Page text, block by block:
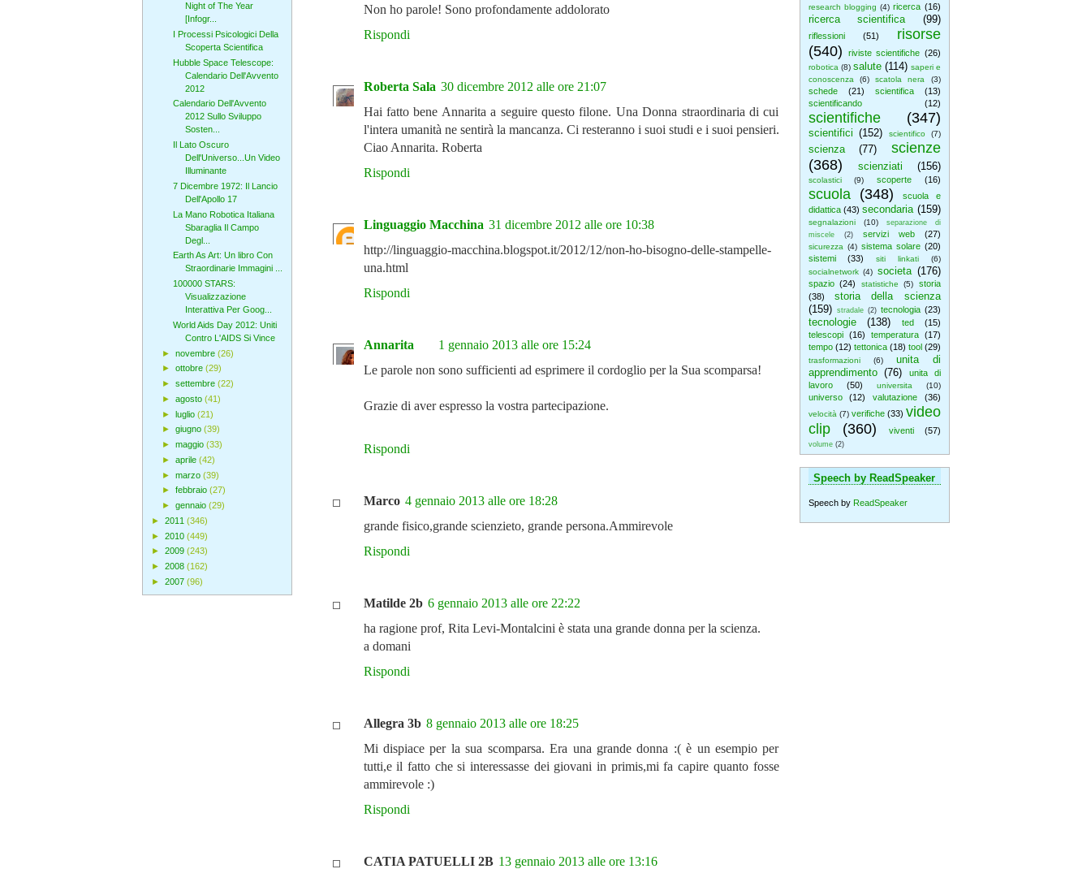
research blogging (4) ricerca (16)
ricerca scientifica (99)
riflessioni (51)
risorse
(540)
riviste scientifiche (26)
robotica (8) salute (114) saperi e
conoscenza
(6) scatola nera (3)
schede (21) scientifica
(13)
scientificando
(12)
scientifiche (347)
scientifici (152) scientifico (7)
scienza (77)
scienze
(368)
scienziati (156)
scolastici (9) scoperte (16)
scuola (348)
scuola e
didattica (43) secondaria (159)
segnalazioni (10)
separazione di
miscele
(2) servizi web (27)
sicurezza (4) sistema solare (20)
sistemi
(33) siti linkati
(6)
socialnetwork (4) societa (176)
spazio (24) statistiche (5)
storia
(38)
storia della scienza
(159)
stradale (2) tecnologia (23)
tecnologie (138) ted
(15)
telescopi
(16) temperatura
(17)
tempo (12) tettonica (18) tool (29)
trasformazioni (6)
unita di
apprendimento (76)
unita di
lavoro
(50) universita (10)
universo (12) valutazione (36)
velocità (7) verifiche (33) video
clip
(360) viventi (57)
volume (2)
Speech by ReadSpeaker
Speech by ReadSpeaker
Non ho parole! Sono profondamente addolorato
Rispondi
Roberta Sala 30 dicembre 2012 alle ore 21:07
Hai fatto bene Annarita a seguire questo filone. Una Donna straordinaria di cui
l'intera umanità ne sentirà la mancanza. Ci resteranno i suoi studi e i suoi pensieri.
Ciao Annarita. Roberta
Rispondi
Linguaggio Macchina 31 dicembre 2012 alle ore 10:38
http://linguaggio-macchina.blogspot.it/2012/12/non-ho-bisogno-delle-stampelle-
una.html
Rispondi
Annarita
1 gennaio 2013 alle ore 15:24
Le parole non sono sufficienti ad esprimere il cordoglio per la Sua scomparsa!
Grazie di aver espresso la vostra partecipazione.
Rispondi
Marco 4 gennaio 2013 alle ore 18:28
grande fisico,grande scienzieto, grande persona.Ammirevole
Rispondi
Matilde 2b 6 gennaio 2013 alle ore 22:22
ha ragione prof, Rita Levi-Montalcini è stata una grande donna per la scienza.
a domani
Rispondi
Allegra 3b 8 gennaio 2013 alle ore 18:25
Mi dispiace per la sua scomparsa. Era una grande donna :( è un esempio per
tutti,e il fatto che si interessasse dei giovani in primis,mi fa capire quanto fosse
ammirevole :)
Rispondi
CATIA PATUELLI 2B 13 gennaio 2013 alle ore 13:16
Night of The Year
[Infogr...
I Processi Psicologici Della
Scoperta Scientifica
Hubble Space Telescope:
Calendario Dell'Avvento
2012
Calendario Dell'Avvento
2012 Sullo Sviluppo
Sosten...
Il Lato Oscuro
Dell'Universo...Un Video
Illuminante
7 Dicembre 1972: Il Lancio
Dell'Apollo 17
La Mano Robotica Italiana
Sbaraglia Il Campo
Degl...
Earth As Art: Un libro Con
Straordinarie Immagini ...
100000 STARS:
Visualizzazione
Interattiva Per Goog...
World Aids Day 2012: Uniti
Contro L'AIDS Si Vince
► novembre (26)
► ottobre (29)
► settembre (22)
► agosto (41)
► luglio (21)
► giugno (39)
► maggio (33)
► aprile (42)
► marzo (39)
► febbraio (27)
► gennaio (29)
► 2011 (346)
► 2010 (449)
► 2009 (243)
► 2008 (162)
► 2007 (96)